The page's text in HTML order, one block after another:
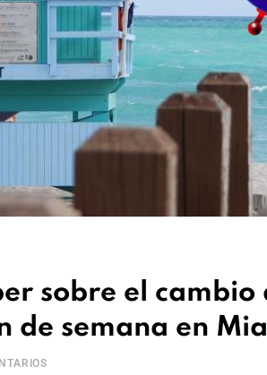
sobre el
de semana en